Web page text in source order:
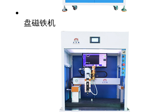
盘磁铁机